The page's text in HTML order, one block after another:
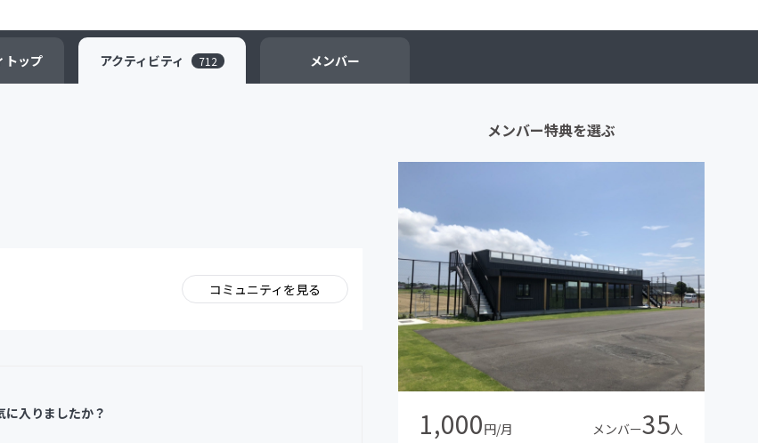
ソーシャルグッド ビューティー・ヘルスケア
トップ アクティビティ 712 メンバー
コミュニティを見る
に入りましたか？
メンバー特典を選ぶ
1,000円/月 メンバー35人